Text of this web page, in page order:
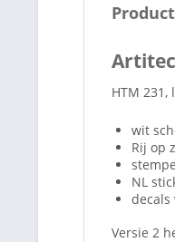
HTM
wit
Rij op
NL
decals
Versie 2